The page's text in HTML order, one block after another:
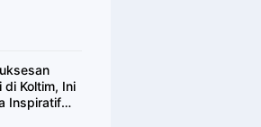
di Koltim, Ini
Inspiratif